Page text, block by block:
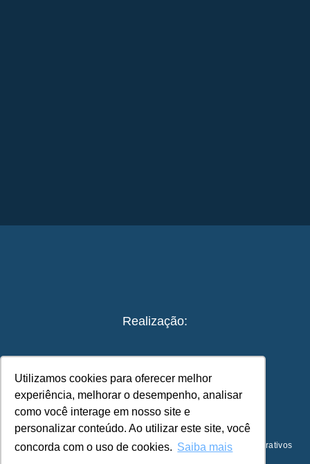
Utilizamos cookies para oferecer melhor
experiência, melhorar o desempenho, analisar
como você interage em nosso site e
personalizar conteúdo. Ao utilizar este site, você
concorda com o uso de cookies. Saiba mais
Realização:
© 2023 – Guia de Práticas ESG para Viagens e Eventos Corporativos